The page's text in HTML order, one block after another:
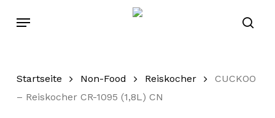
Menu
Startseite Non-Food Reiskocher
CUCKOO
– Reiskocher CR-1095 (1,8L) CN